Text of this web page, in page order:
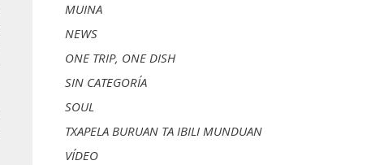
MUINA
NEWS
ONE TRIP, ONE DISH
SIN CATEGORÍA
SOUL
TXAPELA BURUAN TA IBILI MUNDUAN
VÍDEO